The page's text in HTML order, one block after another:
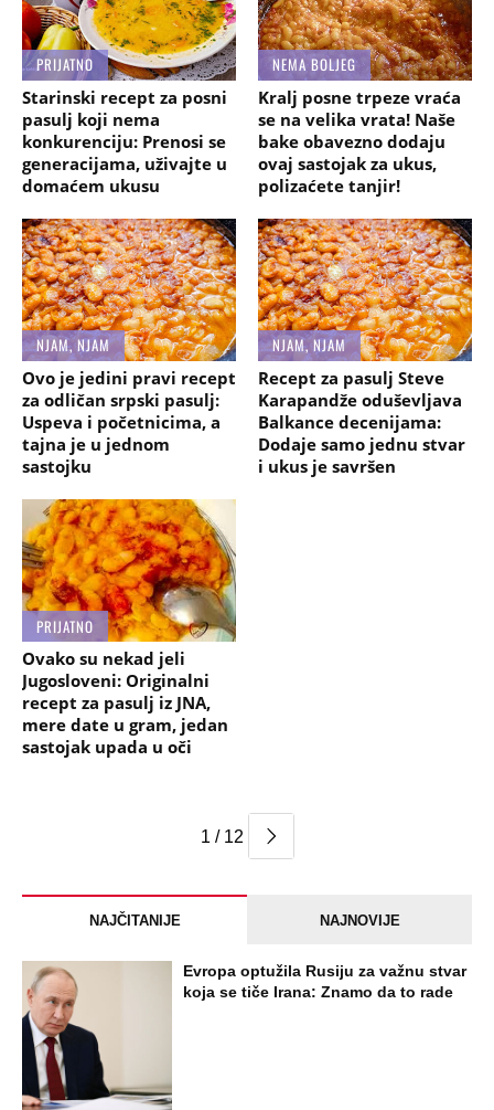
PRIJATNO
Starinski recept za posni
pasulj koji nema
konkurenciju: Prenosi se
generacijama, uživajte u
domaćem ukusu
NEMA BOLJEG
Kralj posne trpeze vraća
se na velika vrata! Naše
bake obavezno dodaju
ovaj sastojak za ukus,
polizaćete tanjir!
NJAM, NJAM
Ovo je jedini pravi recept
za odličan srpski pasulj:
Uspeva i početnicima, a
tajna je u jednom
sastojku
NJAM, NJAM
Recept za pasulj Steve
Karapandže oduševljava
Balkance decenijama:
Dodaje samo jednu stvar
i ukus je savršen
PRIJATNO
Ovako su nekad jeli
Jugosloveni: Originalni
recept za pasulj iz JNA,
mere date u gram, jedan
sastojak upada u oči
1 / 12
NAJČITANIJE NAJNOVIJE
Evropa optužila Rusiju za važnu stvar
koja se tiče Irana: Znamo da to rade